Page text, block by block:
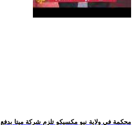
.. محكمة في ولاية نيو مكسيكو تلزم شركة ميتا بدفع 567 مليون دولا